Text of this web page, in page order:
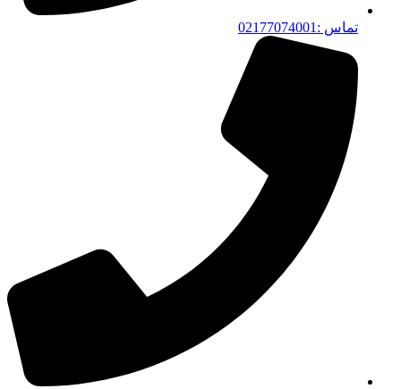
تماس :02177074001